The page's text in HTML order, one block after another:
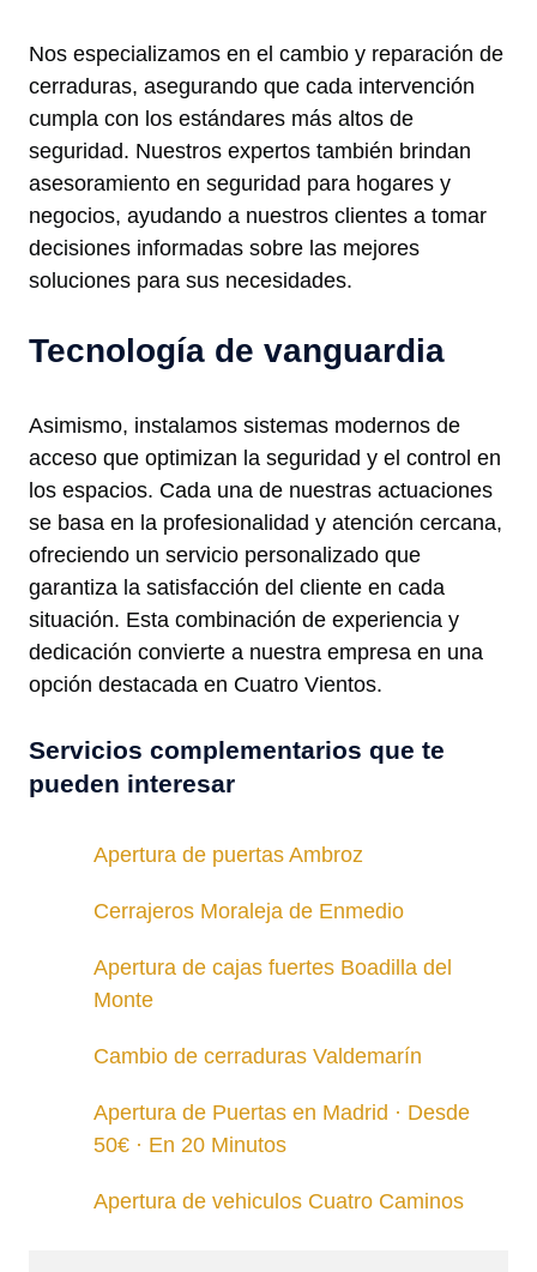
Nos especializamos en el cambio y reparación de
cerraduras, asegurando que cada intervención
cumpla con los estándares más altos de
seguridad. Nuestros expertos también brindan
asesoramiento en seguridad para hogares y
negocios, ayudando a nuestros clientes a tomar
decisiones informadas sobre las mejores
soluciones para sus necesidades.
Tecnología de vanguardia
Asimismo, instalamos sistemas modernos de
acceso que optimizan la seguridad y el control en
los espacios. Cada una de nuestras actuaciones
se basa en la profesionalidad y atención cercana,
ofreciendo un servicio personalizado que
garantiza la satisfacción del cliente en cada
situación. Esta combinación de experiencia y
dedicación convierte a nuestra empresa en una
opción destacada en Cuatro Vientos.
Servicios complementarios que te
pueden interesar
Apertura de puertas Ambroz
Cerrajeros Moraleja de Enmedio
Apertura de cajas fuertes Boadilla del
Monte
Cambio de cerraduras Valdemarín
Apertura de Puertas en Madrid · Desde
50€ · En 20 Minutos
Apertura de vehiculos Cuatro Caminos